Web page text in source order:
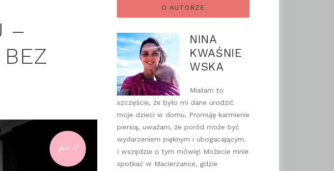
–
pin it
O AUTORZE
NINA
KWAŚNIE
WSKA
Miałam to
szczęście, że było mi dane urodzić
moje dzieci w domu. Promuję karmienie
piersią, uważam, że poród może być
wydarzeniem pięknym i ubogacającym.
I wszędzie o tym mówię! Możecie mnie
spotkać w Macierzance, gdzie